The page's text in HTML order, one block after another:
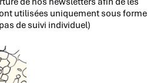
utilisées uniquement sous forme
de suivi individuel)